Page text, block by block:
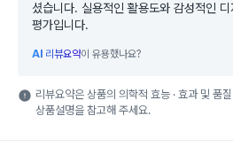
셨습니다. 실용적인 활용도와 감성적인
평가입니다.
AI 리뷰요약이 유용했나요?
리뷰요약은 상품의 의학적 효능 · 효과 및 품
상품설명을 참고해 주세요.